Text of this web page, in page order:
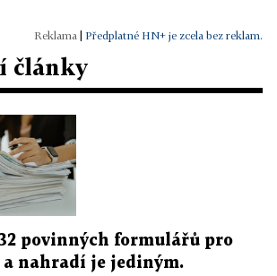
Předplatné HN+ je zcela bez reklam.
články
povinných formulářů pro
nahradí je jediným.